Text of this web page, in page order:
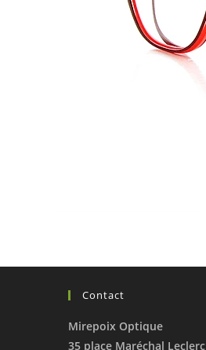
Contact
Mirepoix Optique
35 place Maréchal Leclerc